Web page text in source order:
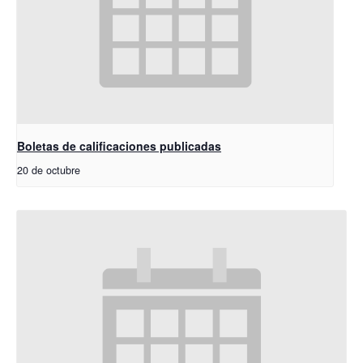
Boletas de calificaciones publicadas
20 de octubre